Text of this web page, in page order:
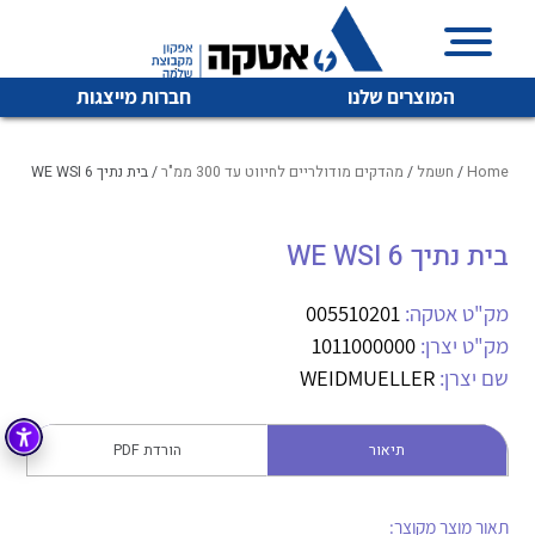
המוצרים שלנו חברות מייצגות
איכות | שרות | זמינות
והפצה של מוצרי
מיתוג, בקרה , ואינסטלציה חשמלית ופעילה ב7 תחומים:
חשמל
רובוטיקה ואוטומציה תעשייתית
לכל מוצרי היצרן
Home
/ חשמל / מהדקים מודולריים לחיווט עד 300 ממ"ר / בית נתיך WE WSI 6
בית נתיך WE WSI 6
מק"ט אטקה: 005510201
מק"ט יצרן: 1011000000
שם יצרן: WEIDMUELLER
תיאור הורדת PDF
תאור מוצר מקוצר: